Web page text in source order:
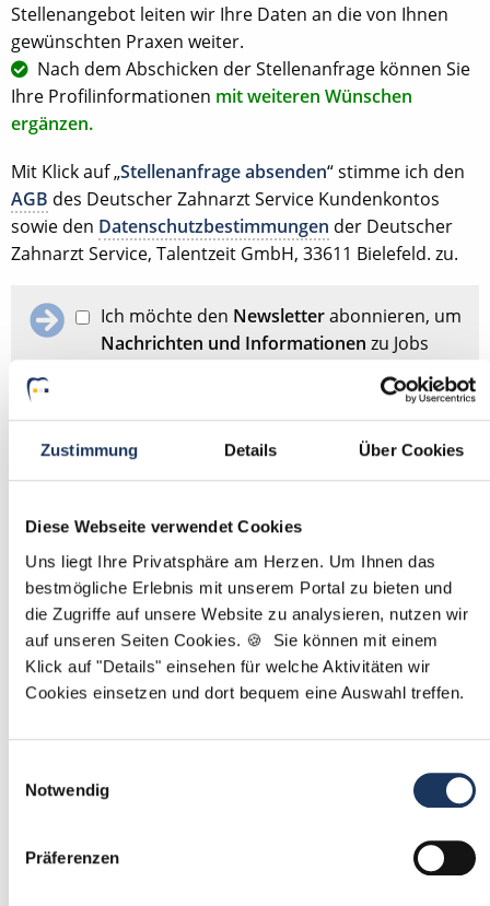
Zustimmung Details Über Cookies
Diese Webseite verwendet Cookies
Uns liegt Ihre Privatsphäre am Herzen. Um Ihnen das
bestmögliche Erlebnis mit unserem Portal zu bieten und
die Zugriffe auf unsere Website zu analysieren, nutzen wir
auf unseren Seiten Cookies. 🍪 Sie können mit einem
Klick auf "Details" einsehen für welche Aktivitäten wir
Cookies einsetzen und dort bequem eine Auswahl treffen.
Notwendig
Präferenzen
Stellenangebot leiten wir Ihre Daten an die von Ihnen
gewünschten Praxen weiter.
Nach dem Abschicken der Stellenanfrage können Sie
Ihre Profilinformationen mit weiteren Wünschen
ergänzen.
Mit Klick auf „Stellenanfrage absenden“ stimme ich den
AGB des Deutscher Zahnarzt Service Kundenkontos
sowie den Datenschutzbestimmungen der Deutscher
Zahnarzt Service, Talentzeit GmbH, 33611 Bielefeld. zu.
Ich möchte den Newsletterabonnieren, um
Nachrichten und Informationen zu Jobs
und der Karriere in der Zahnarztpraxis zu
Datenschutzerklärunggelesen und bin mit
ihr einverstanden.
Stellenanfrage absenden
Schon Stellenanfrage abgesendet? Dann passen Siehier
Ihre Angaben für die Stellensuche an.
Mit*markierte Felder sind Pflichtfelder